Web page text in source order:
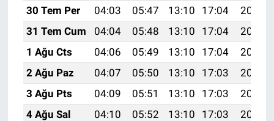
30 Tem Per
04:03 05:47 13:10 17:04
20:24
31 Tem Cum
04:04 05:48 13:10 17:04
20:23
1 Ağu Cts
04:06 05:49 13:10 17:04
20:22
2 Ağu Paz
04:07 05:50 13:10 17:03
20:21
3 Ağu Pts
04:09 05:51 13:10 17:03
20:20
4 Ağu Sal
04:10 05:52 13:10 17:03
20:18